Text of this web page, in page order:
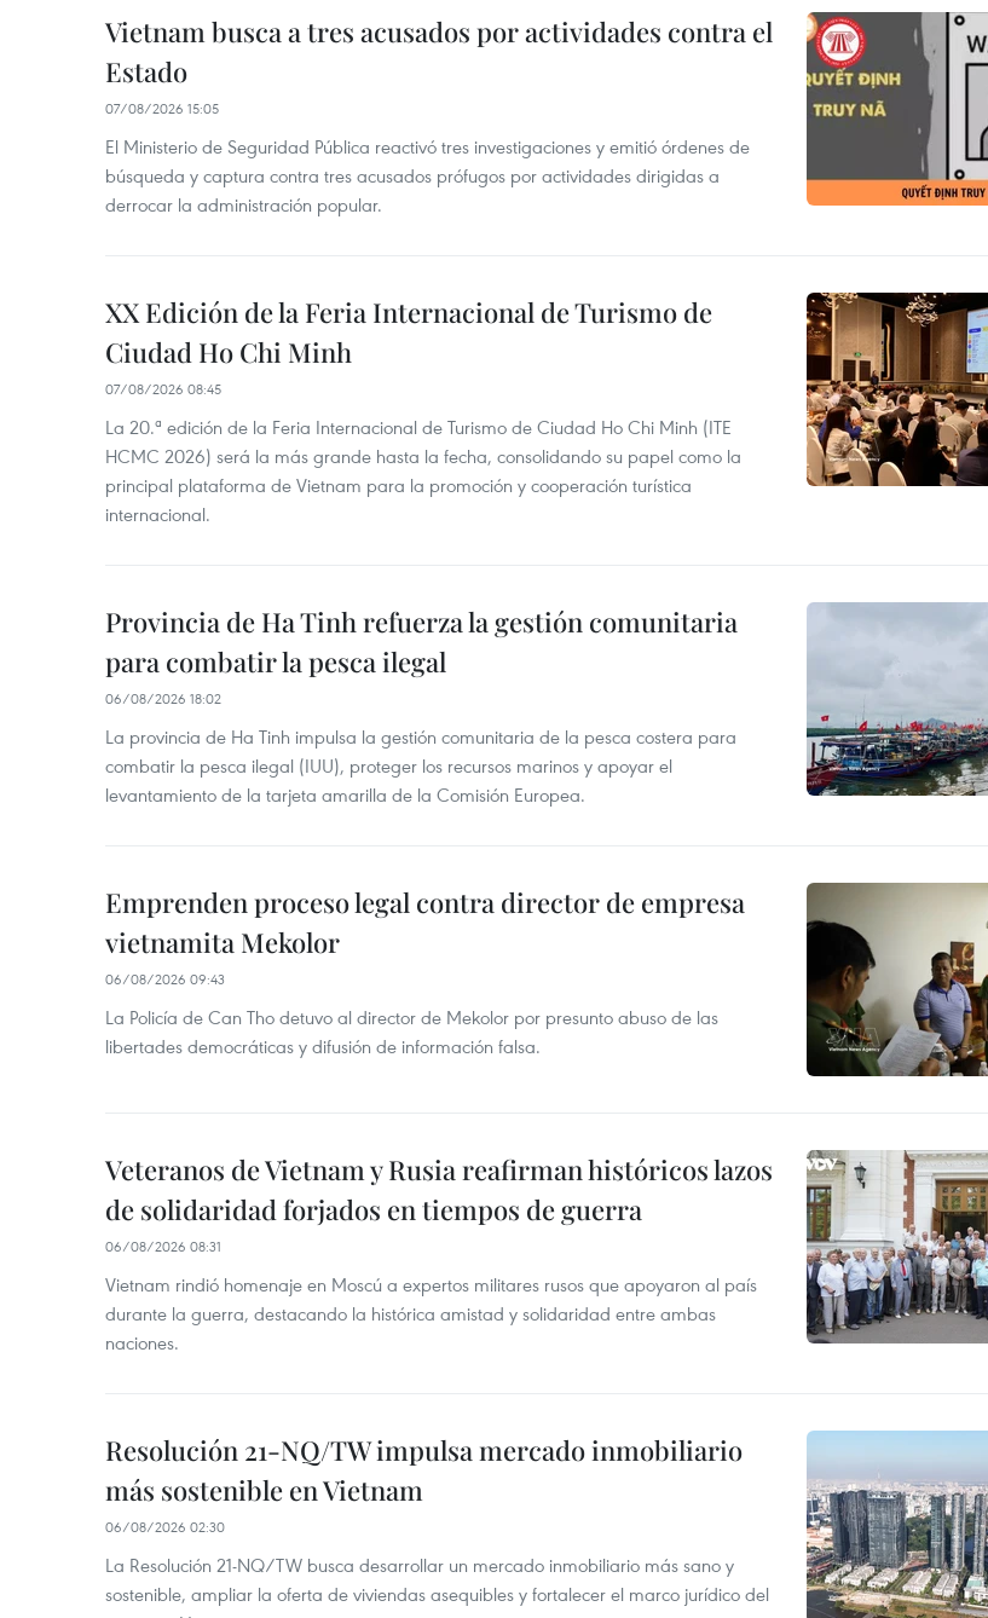
Vietnam busca a tres acusados por actividades contra el
Estado
07/08/2026 15:05
El Ministerio de Seguridad Pública reactivó tres investigaciones y emitió órdenes de
búsqueda y captura contra tres acusados prófugos por actividades dirigidas a
derrocar la administración popular.
XX Edición de la Feria Internacional de Turismo de
Ciudad Ho Chi Minh
07/08/2026 08:45
La 20.ª edición de la Feria Internacional de Turismo de Ciudad Ho Chi Minh (ITE
HCMC 2026) será la más grande hasta la fecha, consolidando su papel como la
principal plataforma de Vietnam para la promoción y cooperación turística
internacional.
Provincia de Ha Tinh refuerza la gestión comunitaria
para combatir la pesca ilegal
06/08/2026 18:02
La provincia de Ha Tinh impulsa la gestión comunitaria de la pesca costera para
combatir la pesca ilegal (IUU), proteger los recursos marinos y apoyar el
levantamiento de la tarjeta amarilla de la Comisión Europea.
Emprenden proceso legal contra director de empresa
vietnamita Mekolor
06/08/2026 09:43
La Policía de Can Tho detuvo al director de Mekolor por presunto abuso de las
libertades democráticas y difusión de información falsa.
Veteranos de Vietnam y Rusia reafirman históricos lazos
de solidaridad forjados en tiempos de guerra
06/08/2026 08:31
Vietnam rindió homenaje en Moscú a expertos militares rusos que apoyaron al país
durante la guerra, destacando la histórica amistad y solidaridad entre ambas
naciones.
Resolución 21-NQ/TW impulsa mercado inmobiliario
más sostenible en Vietnam
06/08/2026 02:30
La Resolución 21-NQ/TW busca desarrollar un mercado inmobiliario más sano y
sostenible, ampliar la oferta de viviendas asequibles y fortalecer el marco jurídico del